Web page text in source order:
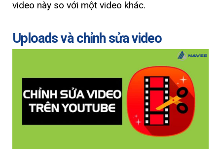
video này so với một video khác.
Uploads và chỉnh sửa video